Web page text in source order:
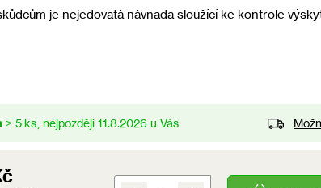
je nejedovatá návnada sloužící ke kontrole
> 5 ks 11.8.2026